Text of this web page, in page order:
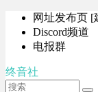
网址发布页 [
Discord频道
电报群
终音社